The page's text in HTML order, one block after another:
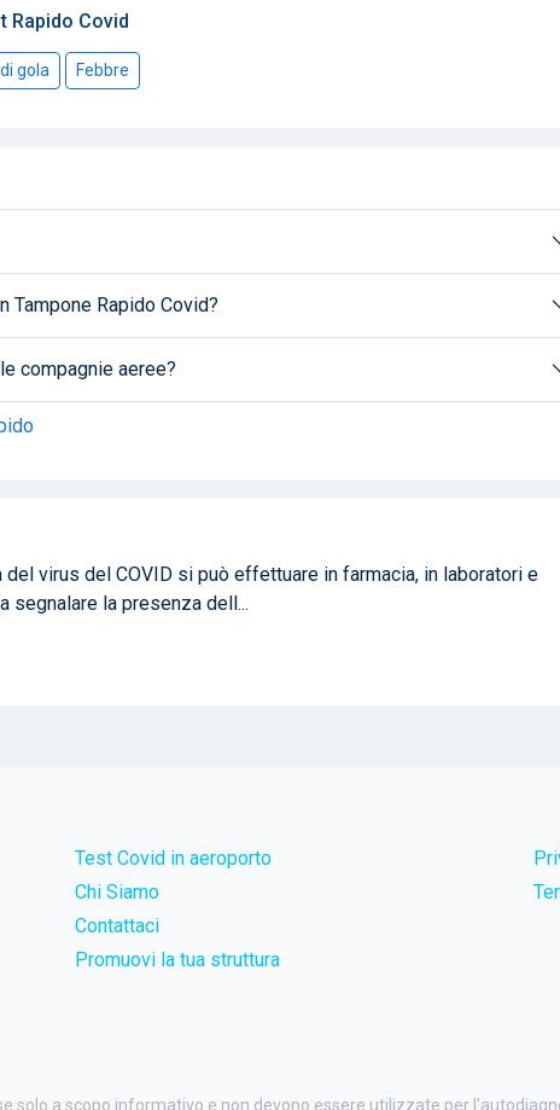
Rapido Covid
gola Febbre
Tampone Rapido Covid?
compagnie aeree?
virus del COVID si può effettuare in farmacia, in laboratori e
segnalare la presenza dell...
Test Covid in aeroporto
Chi Siamo
Contattaci
Promuovi la tua struttura
solo a scopo informativo e non devono essere utilizzate per